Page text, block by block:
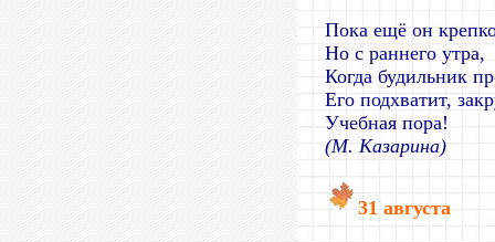
Пока ещё он
Но с раннего утра,
Когда будильник
Его подхватит,
Учебная пора!
(М. Казарина)
31 августа